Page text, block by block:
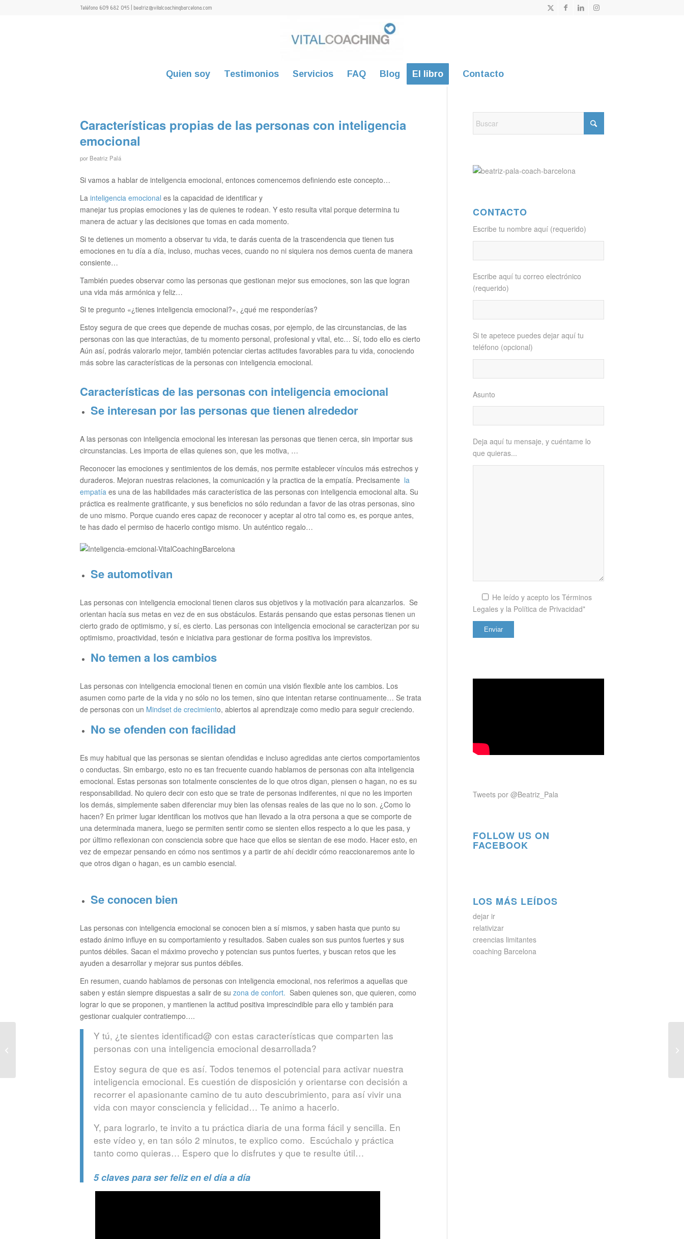
Teléfono 609 682 045 | beatriz@vitalcoachingbarcelona.com
Quien soy Testimonios Servicios FAQ Blog El libro Contacto
Características propias de las personas con inteligencia
emocional
por Beatriz Palá
Si vamos a hablar de inteligencia emocional, entonces comencemos definiendo este concepto…
La inteligencia emocional es la capacidad de identificar y
manejar tus propias emociones y las de quienes te rodean. Y esto resulta vital porque determina tu
manera de actuar y las decisiones que tomas en cada momento.
Si te detienes un momento a observar tu vida, te darás cuenta de la trascendencia que tienen tus
emociones en tu día a día, incluso, muchas veces, cuando no ni siquiera nos demos cuenta de manera
consiente…
También puedes observar como las personas que gestionan mejor sus emociones, son las que logran
una vida más armónica y feliz…
Si te pregunto «¿tienes inteligencia emocional?», ¿qué me responderías?
Estoy segura de que crees que depende de muchas cosas, por ejemplo, de las circunstancias, de las
personas con las que interactúas, de tu momento personal, profesional y vital, etc… Sí, todo ello es cierto
Aún así, podrás valorarlo mejor, también potenciar ciertas actitudes favorables para tu vida, conociendo
más sobre las características de la personas con inteligencia emocional.
Características de las personas con inteligencia emocional
Se interesan por las personas que tienen alrededor
A las personas con inteligencia emocional les interesan las personas que tienen cerca, sin importar sus
circunstancias. Les importa de ellas quienes son, que les motiva, …
Reconocer las emociones y sentimientos de los demás, nos permite establecer vínculos más estrechos y
duraderos. Mejoran nuestras relaciones, la comunicación y la practica de la empatía. Precisamente la
empatía es una de las habilidades más característica de las personas con inteligencia emocional alta. Su
práctica es realmente gratificante, y sus beneficios no sólo redundan a favor de las otras personas, sino
de uno mismo. Porque cuando eres capaz de reconocer y aceptar al otro tal como es, es porque antes,
te has dado el permiso de hacerlo contigo mismo. Un auténtico regalo…
Se automotivan
Las personas con inteligencia emocional tienen claros sus objetivos y la motivación para alcanzarlos. Se
orientan hacía sus metas en vez de en sus obstáculos. Estarás pensando que estas personas tienen un
cierto grado de optimismo, y sí, es cierto. Las personas con inteligencia emocional se caracterizan por su
optimismo, proactividad, tesón e iniciativa para gestionar de forma positiva los imprevistos.
No temen a los cambios
Las personas con inteligencia emocional tienen en común una visión flexible ante los cambios. Los
asumen como parte de la vida y no sólo no los temen, sino que intentan retarse continuamente… Se trata
de personas con un Mindset de crecimiento, abiertos al aprendizaje como medio para seguir creciendo.
No se ofenden con facilidad
Es muy habitual que las personas se sientan ofendidas e incluso agredidas ante ciertos comportamientos
o conductas. Sin embargo, esto no es tan frecuente cuando hablamos de personas con alta inteligencia
emocional. Estas personas son totalmente conscientes de lo que otros digan, piensen o hagan, no es su
responsabilidad. No quiero decir con esto que se trate de personas indiferentes, ni que no les importen
los demás, simplemente saben diferenciar muy bien las ofensas reales de las que no lo son. ¿Como lo
hacen? En primer lugar identifican los motivos que han llevado a la otra persona a que se comporte de
una determinada manera, luego se permiten sentir como se sienten ellos respecto a lo que les pasa, y
por último reflexionan con consciencia sobre que hace que ellos se sientan de ese modo. Hacer esto, en
vez de empezar pensando en cómo nos sentimos y a partir de ahí decidir cómo reaccionaremos ante lo
que otros digan o hagan, es un cambio esencial.
Se conocen bien
Las personas con inteligencia emocional se conocen bien a sí mismos, y saben hasta que punto su
estado ánimo influye en su comportamiento y resultados. Saben cuales son sus puntos fuertes y sus
puntos débiles. Sacan el máximo provecho y potencian sus puntos fuertes, y buscan retos que les
ayuden a desarrollar y mejorar sus puntos débiles.
En resumen, cuando hablamos de personas con inteligencia emocional, nos referimos a aquellas que
saben y están siempre dispuestas a salir de su zona de confort. Saben quienes son, que quieren, como
lograr lo que se proponen, y mantienen la actitud positiva imprescindible para ello y también para
gestionar cualquier contratiempo….
Y tú, ¿te sientes identificad@ con estas características que comparten las
personas con una inteligencia emocional desarrollada?
Estoy segura de que es así. Todos tenemos el potencial para activar nuestra
inteligencia emocional. Es cuestión de disposición y orientarse con decisión a
recorrer el apasionante camino de tu auto descubrimiento, para así vivir una
vida con mayor consciencia y felicidad… Te animo a hacerlo.
Y, para lograrlo, te invito a tu práctica diaria de una forma fácil y sencilla. En
este vídeo y, en tan sólo 2 minutos, te explico como. Escúchalo y práctica
tanto como quieras… Espero que lo disfrutes y que te resulte útil…
5 claves para ser feliz en el día a día
CONTACTO
Escribe tu nombre aquí (requerido)
Escribe aquí tu correo electrónico
(requerido)
Si te apetece puedes dejar aquí tu
teléfono (opcional)
Asunto
Deja aquí tu mensaje, y cuéntame lo
que quieras...
He leído y acepto los Términos
Legales y la Política de Privacidad*
Tweets por @Beatriz_Pala
FOLLOW US ON
FACEBOOK
LOS MÁS LEÍDOS
dejar ir
relativizar
creencias limitantes
coaching Barcelona